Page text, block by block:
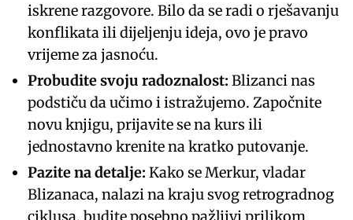
iskrene razgovore. Bilo da se radi o rješavanju
konflikata ili dijeljenju ideja, ovo je pravo
vrijeme za jasnoću.
Probudite svoju radoznalost: Blizanci nas
podstiču da učimo i istražujemo. Započnite
novu knjigu, prijavite se na kurs ili
jednostavno krenite na kratko putovanje.
Pazite na detalje: Kako se Merkur, vladar
Blizanaca, nalazi na kraju svog retrogradnog
ciklusa, budite posebno pažljivi prilikom